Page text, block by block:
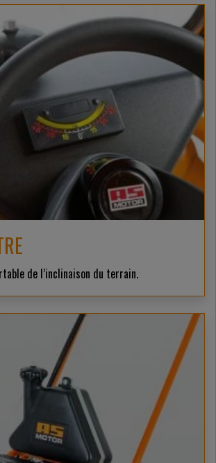
de l’inclinaison du terrain.